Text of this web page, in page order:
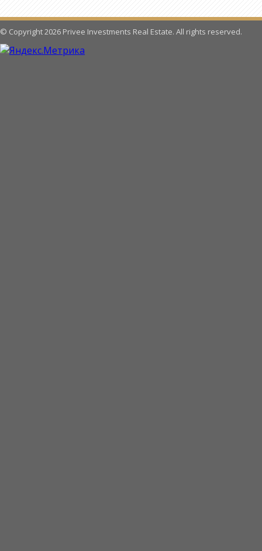
© Copyright 2026 Privee Investments Real Estate. All rights reserved.